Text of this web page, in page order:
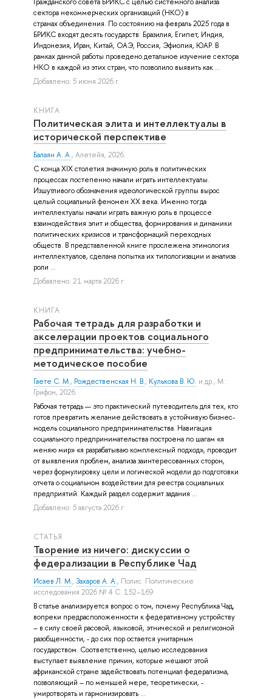
сектора некоммерческих организаций (НКО) в
странах объединения. По состоянию на февраль 2025 года в
БРИКС входят десять государств: Бразилия, Египет, Индия,
Индонезия, Иран, Китай, ОАЭ, Россия, Эфиопия, ЮАР. В
рамках данной работы проведено детальное изучение сектора
НКО в каждой из этих стран, что позволило выявить как ...
Добавлено: 5 июня 2026 г.
КНИГА
Политическая элита и интеллектуалы в
исторической перспективе
Балаян А. А., Алетейя, 2026.
С конца XIX столетия значимую роль в политических
процессах постепенно начали играть интеллектуалы.
Изшутливого обозначения идеологической группы вырос
целый социальный феномен XX века. Именно тогда
интеллектуалы начали играть важную роль в процессе
взаимодействия элит и общества, формирования и динамики
политических кризисов и трансформаций переходных
обществ. В представленной книге прослежена этимология
интеллектуалов, сделана попытка их типологизации и анализа
роли ...
Добавлено: 21 марта 2026 г.
КНИГА
Рабочая тетрадь для разработки и
акселерации проектов социального
предпринимательства: учебно-
методическое пособие
Гаете С. М., Рождественская Н. В., Кулькова В. Ю. и др., М.:
Грифон, 2026.
Рабочая тетрадь — это практический путеводитель для тех, кто
готов превратить желание действовать в устойчивую бизнес-
модель социального предпринимательства. Навигация
социального предпринимательства построена по шагам «я
меняю мир» «я разрабатываю комплексный подход», проводит
от выявления проблем, анализа заинтересованных сторон,
через формулировку цели и логической модели до подготовки
отчета о социальном воздействии для реестра социальных
предприятий. Каждый раздел содержит задания ...
Добавлено: 5 августа 2026 г.
СТАТЬЯ
Творение из ничего: дискуссии о
федерализации в Республике Чад
Исаев Л. М., Захаров А. А., Полис. Политические
исследования 2026 № 4 С. 152–169
В статье анализируется вопрос о том, почему Республика Чад,
вопреки предрасположенности к федеративному устройству
– в силу своей расовой, языковой, этнической и религиозной
разобщенности, - до сих пор остается унитарным
государством. Соответственно, целью исследования
выступает выявление причин, которые мешают этой
африканской стране задействовать потенциал федерализма,
позволяющий – по меньшей мере, теоретически, -
умиротворять и гармонизировать ...